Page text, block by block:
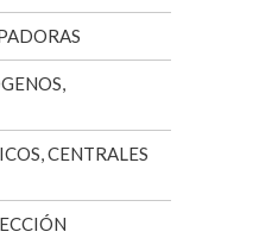
CENTRALES